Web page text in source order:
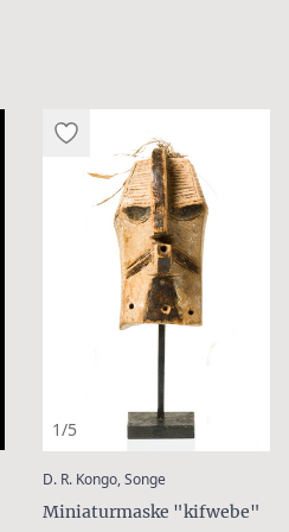
1/5
D. R. Kongo, Songe:
Miniaturmaske "kifwebe"